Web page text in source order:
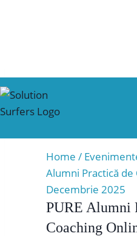
content
Acest
Home /
Alumni Practică de
Decembrie 2025
PURE Alumni
Coaching